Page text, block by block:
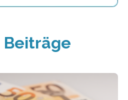
Beiträge